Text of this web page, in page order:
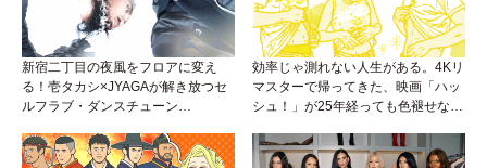
新宿二丁目の夜風をフロアに変え
る！壱タカシ×JYAGAが解き放つセ
ルフラブ・ダンスチューン
効率じゃ測れない人生がある。4Kリ
マスターで帰ってきた、映画「ハッ
シュ！」が25年経っても色褪せない